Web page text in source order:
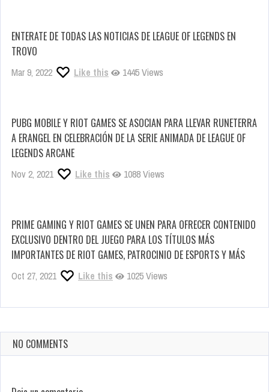
ENTERATE DE TODAS LAS NOTICIAS DE LEAGUE OF LEGENDS EN
TROVO
Mar 9, 2022 Like this 1445 Views
PUBG MOBILE Y RIOT GAMES SE ASOCIAN PARA LLEVAR RUNETERRA
A ERANGEL EN CELEBRACIÓN DE LA SERIE ANIMADA DE LEAGUE OF
LEGENDS ARCANE
Nov 2, 2021 Like this 1088 Views
PRIME GAMING Y RIOT GAMES SE UNEN PARA OFRECER CONTENIDO
EXCLUSIVO DENTRO DEL JUEGO PARA LOS TÍTULOS MÁS
IMPORTANTES DE RIOT GAMES, PATROCINIO DE ESPORTS Y MÁS
Oct 27, 2021 Like this 1025 Views
NO COMMENTS